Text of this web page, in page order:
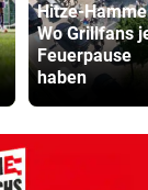
Hitze-
Wo Grillfans
Feuerpause
haben